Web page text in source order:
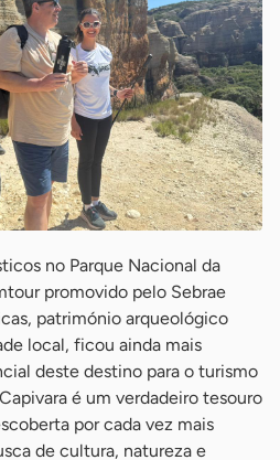
no Parque Nacional da
promovido pelo Sebrae
património arqueológico
local, ficou ainda mais
deste destino para o turismo
é um verdadeiro tesouro
por cada vez mais
de cultura, natureza e